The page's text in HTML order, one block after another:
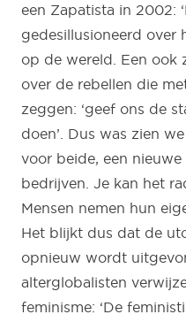
een Zapatista in 2002:
gedesillusioneerd over
op de wereld. Een ook
over de rebellen die
zeggen: ‘geef ons de
doen’. Dus was zien
voor beide, een
bedrijven. Je kan het
Mensen nemen hun
Het blijkt dus dat de
opnieuw wordt
alterglobalisten
feminisme: ‘De